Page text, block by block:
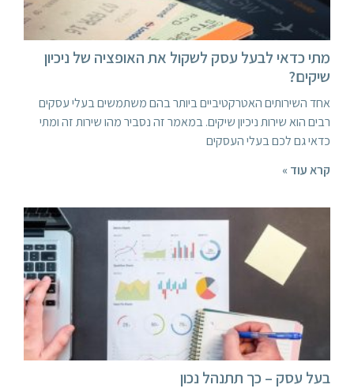
מתי כדאי לבעל עסק לשקול את האופציה של ניכיון
שיקים?
אחד השירותים האטרקטיביים ביותר בהם משתמשים בעלי עסקים
רבים הוא שירות ניכיון שיקים. במאמר זה נסביר מהו שירות זה ומתי
כדאי גם לכם בעלי העסקים
קרא עוד »
בעל עסק – כך תתנהל נכון